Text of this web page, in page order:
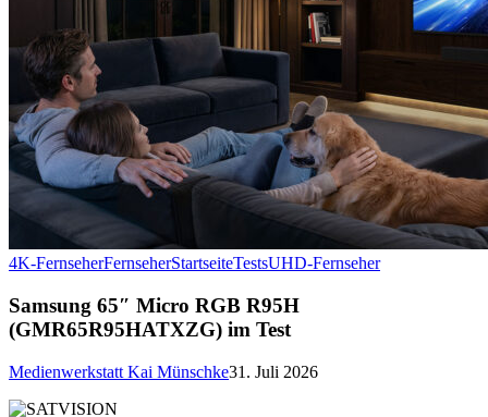
4K-FernseherFernseherStartseiteTestsUHD-Fernseher
Samsung 65″ Micro RGB R95H
(GMR65R95HATXZG) im Test
Medienwerkstatt Kai Münschke31. Juli 2026